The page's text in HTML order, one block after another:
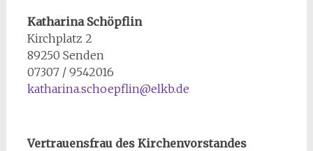
Katharina Schöpflin
Kirchplatz 2
89250 Senden
07307 / 9542016
katharina.schoepflin@elkb.de
Vertrauensfrau des Kirchenvorstandes